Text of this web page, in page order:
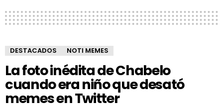
DESTACADOS NOTI MEMES
La foto inédita de Chabelo
cuando era niño que desató
memes en Twitter